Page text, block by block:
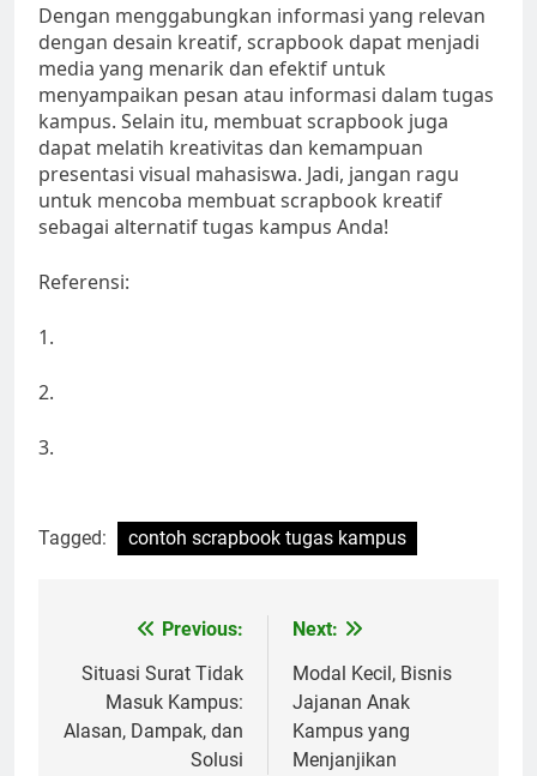
Dengan menggabungkan informasi yang relevan
dengan desain kreatif, scrapbook dapat menjadi
media yang menarik dan efektif untuk
menyampaikan pesan atau informasi dalam tugas
kampus. Selain itu, membuat scrapbook juga
dapat melatih kreativitas dan kemampuan
presentasi visual mahasiswa. Jadi, jangan ragu
untuk mencoba membuat scrapbook kreatif
sebagai alternatif tugas kampus Anda!
Referensi:
1.
2.
3.
Tagged: contoh scrapbook tugas kampus
navigation
Previous:
Situasi Surat Tidak
Masuk Kampus:
Alasan, Dampak, dan
Solusi
Next:
Modal Kecil, Bisnis
Jajanan Anak
Kampus yang
Menjanjikan